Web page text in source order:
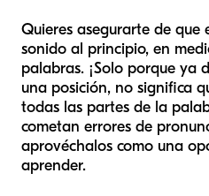
Quieres asegurarte de que
sonido al principio, en
palabras. ¡Solo porque ya
una posición, no significa
todas las partes de la
cometan errores de
aprovéchalos como una
aprender.